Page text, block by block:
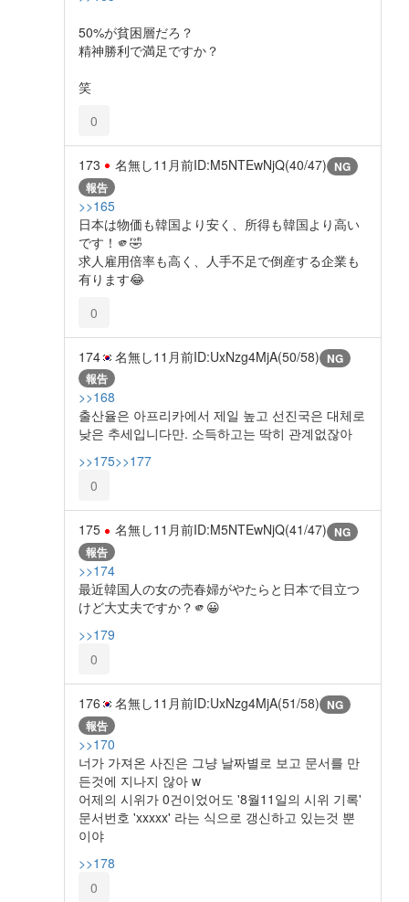
50%が貧困層だろ？
精神勝利で満足ですか？
笑
0
173 名無し11月前ID:M5NTEwNjQ(40/47) NG
報告
>>165
日本は物価も韓国より安く、所得も韓国より高い
です！🫵🤣
求人雇用倍率も高く、人手不足で倒産する企業も
有ります😂
0
174 名無し11月前ID:UxNzg4MjA(50/58) NG
報告
>>168
출산율은 아프리카에서 제일 높고 선진국은 대체로
낮은 추세입니다만. 소득하고는 딱히 관계없잖아
>>175>>177
0
175 名無し11月前ID:M5NTEwNjQ(41/47) NG
報告
>>174
最近韓国人の女の売春婦がやたらと日本で目立つ
けど大丈夫ですか？🫵😀
>>179
0
176 名無し11月前ID:UxNzg4MjA(51/58) NG
報告
>>170
너가 가져온 사진은 그냥 날짜별로 보고 문서를 만
든것에 지나지 않아 w
어제의 시위가 0건이었어도 '8월11일의 시위 기록'
문서번호 'xxxxx' 라는 식으로 갱신하고 있는것 뿐
이야
>>178
0